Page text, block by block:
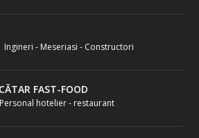
Ingineri - Meseriasi - Constructori
FAST-FOOD
Personal hotelier - restaurant